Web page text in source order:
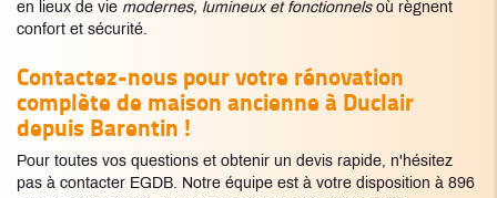
en lieux de vie modernes, lumineux et fonctionnelsoù règnent
confort et sécurité.
Contactez-nous pour votre rénovation
complète de maison ancienne à Duclair
depuis Barentin !
Pour toutes vos questions et obtenir un devis rapide, n'hésitez
pas à contacter EGDB. Notre équipe est à votre disposition à 896